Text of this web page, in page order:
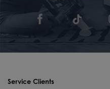
Service Clients